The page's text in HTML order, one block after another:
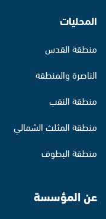
المحليات
منطقة القدس
الناصرة والمنطقة
منطقة النقب
منطقة المثلث الشمالي
منطقة البطوف
عن المؤسسة